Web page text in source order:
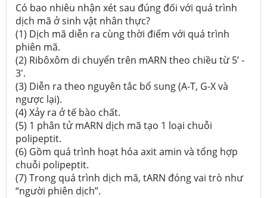
Có bao nhiêu nhận xét sau đúng đối với quá trình
dịch mã ở sinh vật nhân thực?
(1) Dịch mã diễn ra cùng thời điểm với quá trình
phiên mã.
(2) Ribôxôm di chuyển trên mARN theo chiều từ 5’ -
3'.
(3) Diễn ra theo nguyên tắc bổ sung (A-T, G-X và
ngược lại).
(4) Xảy ra ở tế bào chất.
(5) 1 phân tử mARN dịch mã tạo 1 loại chuỗi
polipeptit.
(6) Gồm quá trình hoạt hóa axit amin và tổng hợp
chuỗi polipeptit.
(7) Trong quá trình dịch mã, tARN đóng vai trò như
“người phiên dịch”.